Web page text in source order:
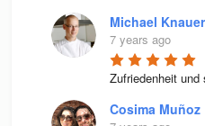
Michael Knauer
7 years ago
Zufriedenheit und
Cosima Muñoz